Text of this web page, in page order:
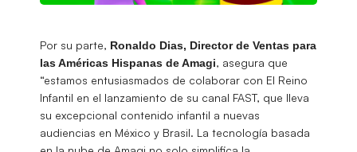
Por su parte, Ronaldo Dias, Director de Ventas para
las Américas Hispanas de Amagi, asegura que
“estamos entusiasmados de colaborar con El Reino
Infantil en el lanzamiento de su canal FAST, que lleva
su excepcional contenido infantil a nuevas
audiencias en México y Brasil. La tecnología basada